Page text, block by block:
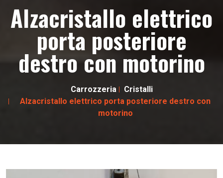
Alzacristallo elettrico
porta posteriore
destro con motorino
Carrozzeria
Cristalli
Alzacristallo elettrico porta posteriore destro con
motorino